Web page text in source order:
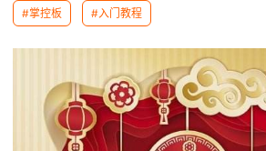
#掌控板 #入门教程